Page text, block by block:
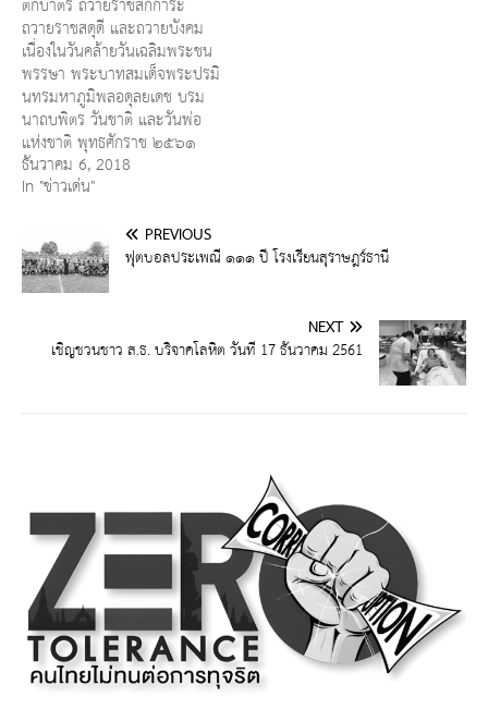
ตักบาตร ถวายราชสักการะ
ถวายราชสดุดี และถวายบังคม
เนื่องในวันคล้ายวันเฉลิมพระชน
พรรษา พระบาทสมเด็จพระปรมิ
นทรมหาภูมิพลอดุลยเดช บรม
นาถบพิตร วันชาติ และวันพ่อ
แห่งชาติ พุทธศักราช ๒๕๖๑
ธันวาคม 6, 2018
In "ข่าวเด่น"
PREVIOUS
ฟุตบอลประเพณี ๑๑๑ ปี โรงเรียนสุราษฎร์ธานี
NEXT
เชิญชวนชาว ส.ธ. บริจาคโลหิต วันที่ 17 ธันวาคม 2561